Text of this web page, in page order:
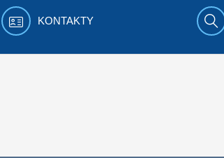
KONTAKTY